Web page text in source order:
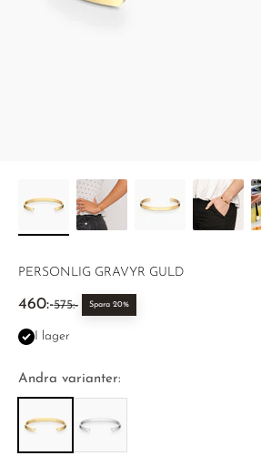
PERSONLIG GRAVYR GULD
REA-pris
460:-Pris
575:- Spara 20%
I lager
Andra varianter: